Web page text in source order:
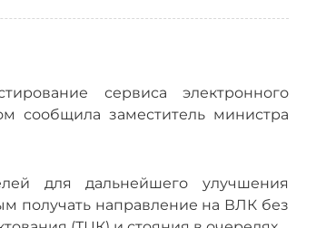
сервиса электронного
сообщила заместитель министра
для дальнейшего улучшения
получать направление на ВЛК без